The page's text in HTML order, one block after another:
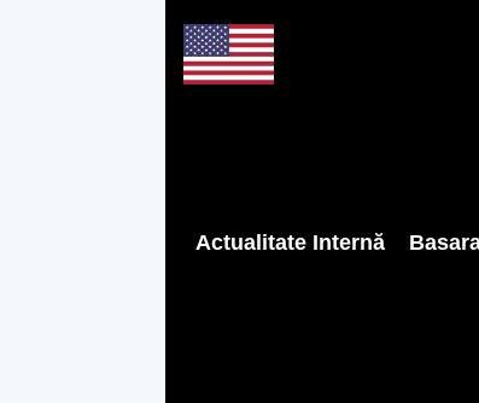
Actualitate Internă